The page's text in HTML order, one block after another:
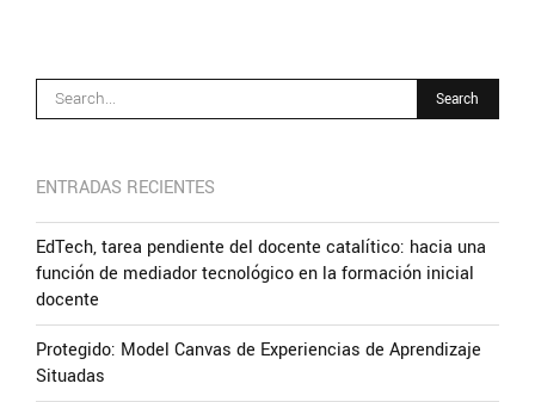
ENTRADAS RECIENTES
EdTech, tarea pendiente del docente catalítico: hacia una
función de mediador tecnológico en la formación inicial
docente
Protegido: Model Canvas de Experiencias de Aprendizaje
Situadas